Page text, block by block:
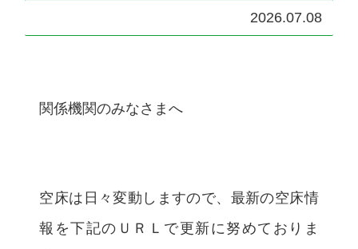
2026.07.08
関係機関のみなさまへ
空床は日々変動しますので、最新の空床情
報を下記のＵＲＬで更新に努めておりま